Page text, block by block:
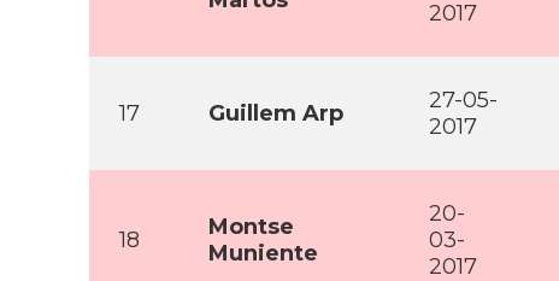
2017
17 Guillem Arp
27-05-
2017
18
Montse
Muniente
20-
03-
2017